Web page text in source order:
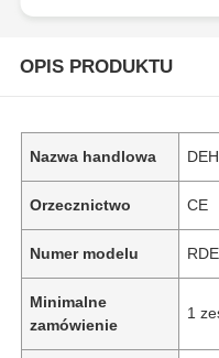
OPIS PRODUKTU
Nazwa handlowa
Orzecznictwo CE
Numer modelu
Minimalne
zamówienie
1